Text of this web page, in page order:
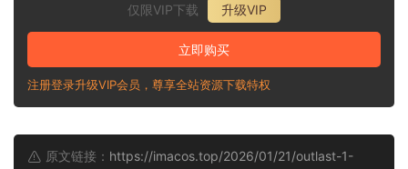
仅限VIP下载
升级VIP
立即购买
注册登录升级VIP会员，尊享全站资源下载特权
原文链接： https://imacos.top/2026/01/21/outlast-1-